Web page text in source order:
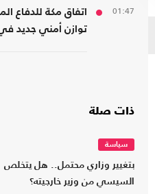
01:47
اتفاق مكة للدفاع
توازن أمني جديد
ذات صلة
سياسة
بتغيير وزاري محتمل.. هل يتخلص
السيسي من وزير خارجيته؟